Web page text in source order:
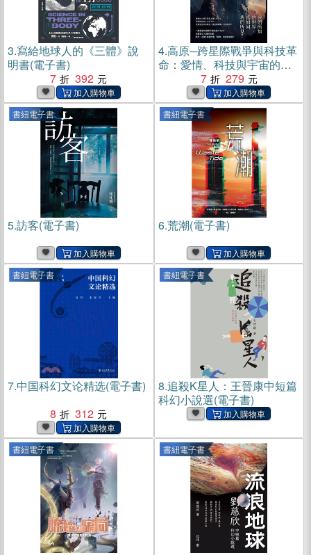
3.寫給地球人的《三體》說
明書(電子書)
7
392
4.高原─跨星際戰爭與科技革
命：愛情、科技與宇宙的奧
祕，真相與虛假之間，人類
存亡於一念(電子書)
7 279
書紐電子書
5.訪客(電子書)
書紐電子書
6.荒潮(電子書)
書紐電子書
7.中国科幻文论精选(電子書)
8
312
書紐電子書
8.追殺K星人：王晉康中短篇
科幻小說選(電子書)
書紐電子書 書紐電子書